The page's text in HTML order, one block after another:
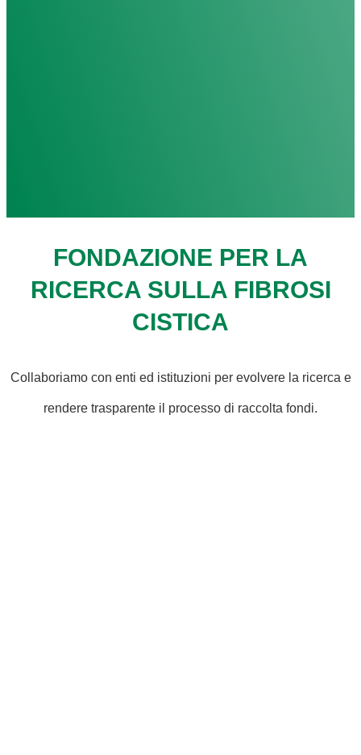
FONDAZIONE PER LA
RICERCA SULLA FIBROSI
CISTICA
Collaboriamo con enti ed istituzioni per evolvere la ricerca e
rendere trasparente il processo di raccolta fondi.